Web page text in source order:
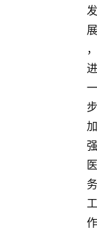
发
展
，
进
一
步
加
强
医
务
工
作